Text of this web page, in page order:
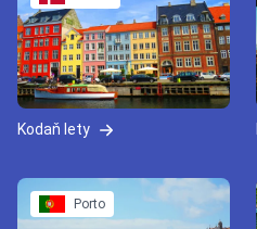
Kodaň lety
Porto